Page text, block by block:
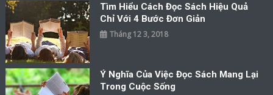
Tìm Hiểu Cách Đọc Sách Hiệu Quả
Chỉ Với 4 Bước Đơn Giản
Tháng 12 3, 2018
Ý Nghĩa Của Việc Đọc Sách Mang Lại
Trong Cuộc Sống